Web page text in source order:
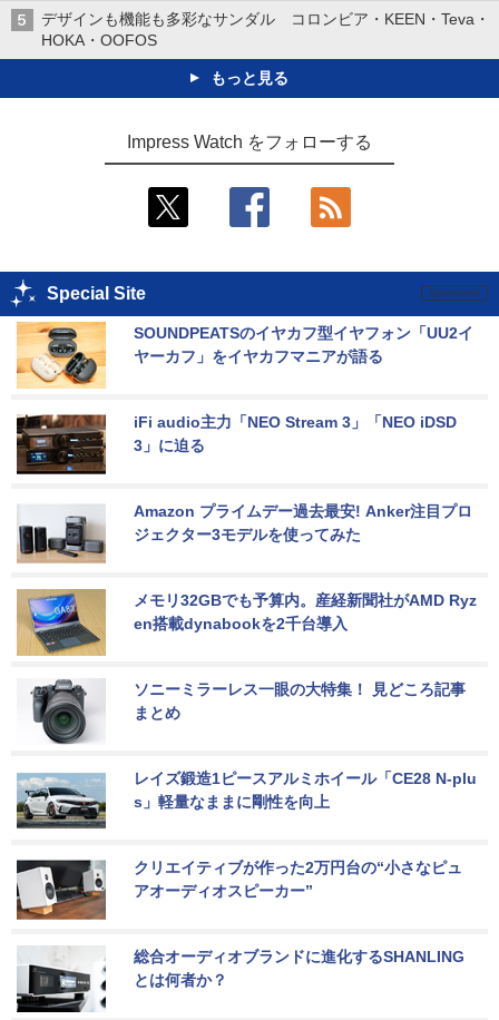
デザインも機能も多彩なサンダル コロンビア・KEEN・Teva・
HOKA・OOFOS
もっと見る
Impress Watch をフォローする
Special Site
SOUNDPEATSのイヤカフ型イヤフォン「UU2イ
ヤーカフ」をイヤカフマニアが語る
iFi audio主力「NEO Stream 3」「NEO iDSD
3」に迫る
Amazon プライムデー過去最安! Anker注目プロ
ジェクター3モデルを使ってみた
メモリ32GBでも予算内。産経新聞社がAMD Ryz
en搭載dynabookを2千台導入
ソニーミラーレス一眼の大特集！ 見どころ記事
まとめ
レイズ鍛造1ピースアルミホイール「CE28 N-plu
s」軽量なままに剛性を向上
クリエイティブが作った2万円台の“小さなピュ
アオーディオスピーカー”
総合オーディオブランドに進化するSHANLING
とは何者か？